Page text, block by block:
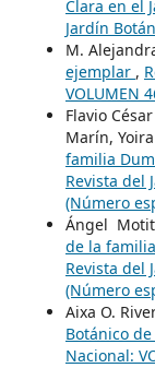
Clara en el
Jardín
M.
ejemplar ,
VOLUMEN
Flavio
Marín,
familia
Revista del
(Número
Ángel
de la
Revista del
(Número
Aixa O.
Botánico
Nacional: